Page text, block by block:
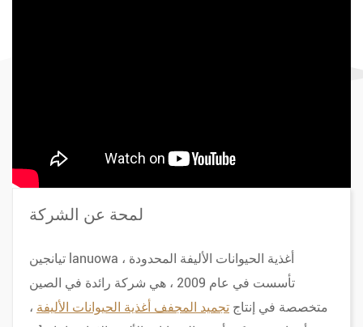
لمحة عن الشركة
تيانجين lanuowa أغذية الحيوانات الأليفة المحدودة ،
تأسست في عام 2009 ، هي شركة رائدة في الصين
متخصصة في إنتاج تجميد المجفف أغذية الحيوانات الأليفة ،